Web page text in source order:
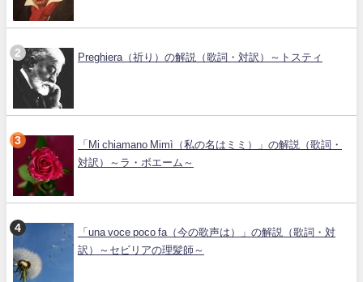
Preghiera（祈り）の解説（歌詞・対訳）～トスティ
「Mi chiamano Mimì（私の名はミミ）」の解説（歌詞・
対訳）～ラ・ボエーム～
「una voce poco fa（今の歌声は）」の解説（歌詞・対
訳）～セビリアの理髪師～